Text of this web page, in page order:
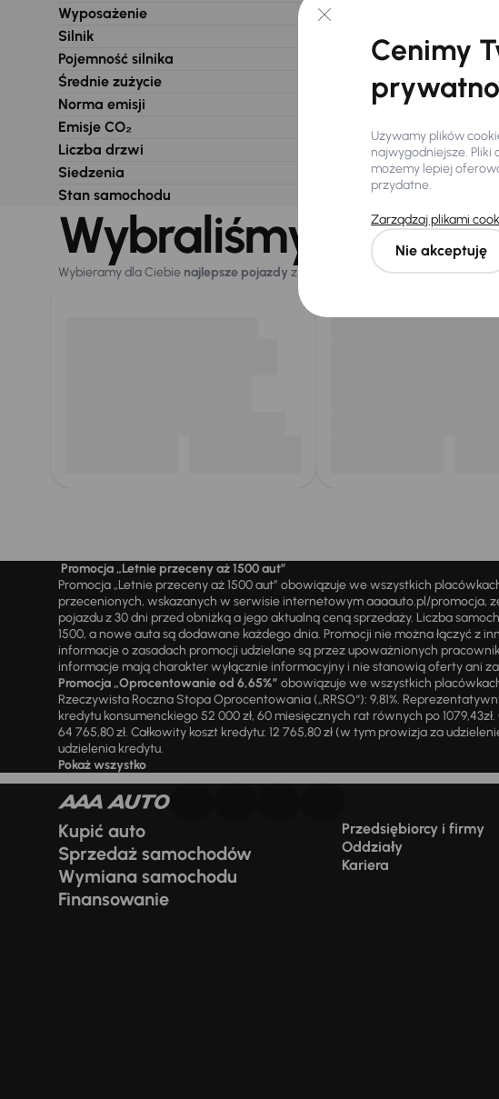
Wyposażenie
Silnik
Pojemność silnika
Średnie zużycie
Norma emisji
Emisje CO₂
Liczba drzwi
Siedzenia
Stan samochodu
Wybraliśmy dla
Wybieramy dla Ciebie najlepsze pojazdy z naszej oferty. Kupimy dla Ciebiedo
Promocja „Letnie przeceny aż 1500 aut”
Promocja „Letnie przeceny aż 1500 aut” obowiązuje we wszystkich
przecenionych, wskazanych w serwisie internetowym aaaauto.pl/promocja,
pojazdu z 30 dni przed obniżką a jego aktualną ceną sprzedaży. Liczba
1500, a nowe auta są dodawane każdego dnia. Promocji nie można łączyć
informacje o zasadach promocji udzielane są przez upoważnionych
informacje mają charakter wyłącznie informacyjny i nie stanowią oferty ani
Promocja „Oprocentowanie od 6,65%” obowiązuje we wszystkich
Rzeczywista Roczna Stopa Oprocentowania („RRSO“): 9,81%.
kredytu konsumenckiego 52 000 zł, 60 miesięcznych rat równych po
64 765,80 zł. Całkowity koszt kredytu: 12 765,80 zł (w tym prowizja za
udzielenia kredytu.
Pokaż wszystko
Kupić auto
Sprzedaż samochodów
Wymiana samochodu
Finansowanie
Przedsiębiorcy i firmy
Oddziały
Kariera
Cenimy
Używamy plików
najwygodniejsze. Pliki
możemy lepiej
przydatne.
Zarządzaj plikami
Nie akceptuję